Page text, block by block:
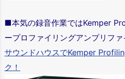
■本気の録音作業ではKemper
ープロファイリングアンプリファ
サウンドハウスでKemper
ク！